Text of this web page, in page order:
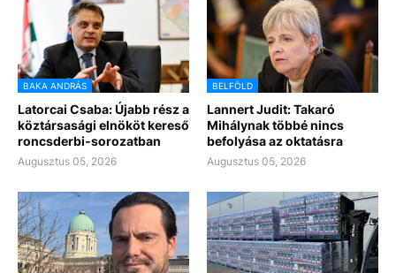
BAKA ANDRÁS
Latorcai Csaba: Újabb rész a
köztársasági elnököt kereső
roncsderbi-sorozatban
Augusztus 05, 2026
BELFÖLD
Lannert Judit: Takaró
Mihálynak többé nincs
befolyása az oktatásra
Augusztus 05, 2026